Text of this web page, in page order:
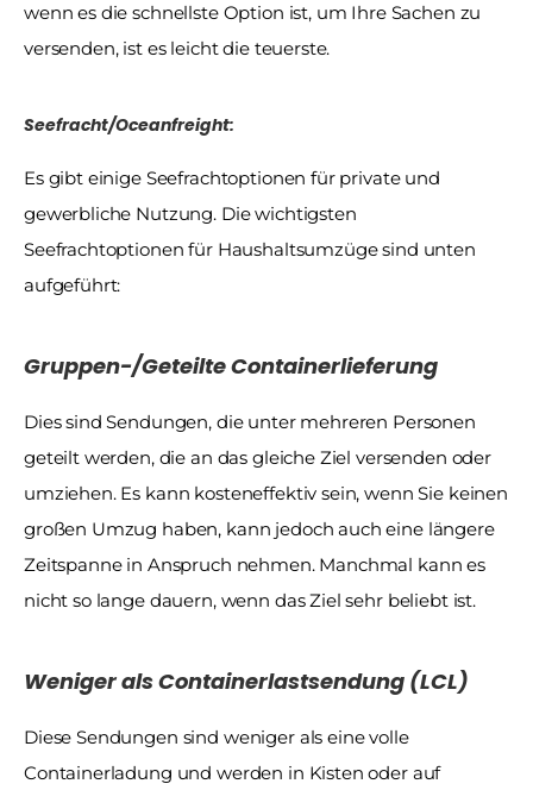
wenn es die schnellste Option ist, um Ihre Sachen zu
versenden, ist es leicht die teuerste.
Seefracht/Oceanfreight:
Es gibt einige Seefrachtoptionen für private und
gewerbliche Nutzung. Die wichtigsten
Seefrachtoptionen für Haushaltsumzüge sind unten
aufgeführt:
Gruppen-/Geteilte Containerlieferung
Dies sind Sendungen, die unter mehreren Personen
geteilt werden, die an das gleiche Ziel versenden oder
umziehen. Es kann kosteneffektiv sein, wenn Sie keinen
großen Umzug haben, kann jedoch auch eine längere
Zeitspanne in Anspruch nehmen. Manchmal kann es
nicht so lange dauern, wenn das Ziel sehr beliebt ist.
Weniger als Containerlastsendung (LCL)
Diese Sendungen sind weniger als eine volle
Containerladung und werden in Kisten oder auf